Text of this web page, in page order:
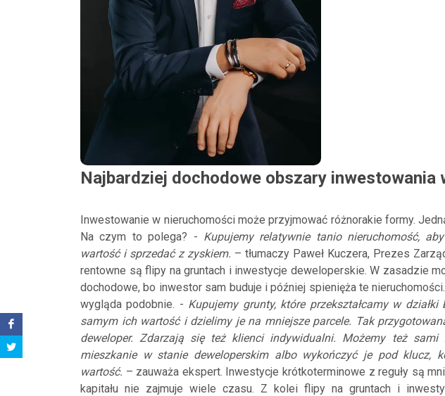
Najbardziej dochodowe obszary inwestowania
Inwestowanie w nieruchomości może przyjmować różnorakie formy.
Na czym to polega? - Kupujemy relatywnie tanio nieruchomość,
wartość i sprzedać z zyskiem. – tłumaczy Paweł Kuczera, Prezes
rentowne są flipy na gruntach i inwestycje deweloperskie. W zasadzie
dochodowe, bo inwestor sam buduje i później spienięża te
wygląda podobnie. - Kupujemy grunty, które przekształcamy w
samym ich wartość i dzielimy je na mniejsze parcele. Tak
deweloper. Zdarzają się też klienci indywidualni. Możemy też
mieszkanie w stanie deweloperskim albo wykończyć je pod klucz,
wartość. – zauważa ekspert. Inwestycje krótkoterminowe z reguły są
kapitału nie zajmuje wiele czasu. Z kolei flipy na gruntach i